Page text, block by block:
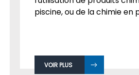
piscine, ou de la chimie en
VOIR PLUS